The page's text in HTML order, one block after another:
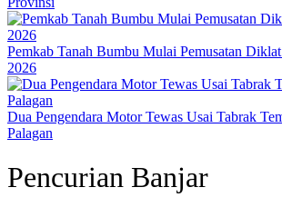
Pemkab Tanah Bumbu Mulai Pemusatan
2026
Dua Pengendara Motor Tewas Usai Tabrak
Palagan
Pencurian Banjar